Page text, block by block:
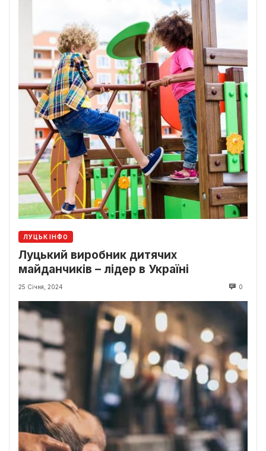
ЛУЦЬК ІНФО
Луцький виробник дитячих
майданчиків – лідер в Україні
25 Січня, 2024 0